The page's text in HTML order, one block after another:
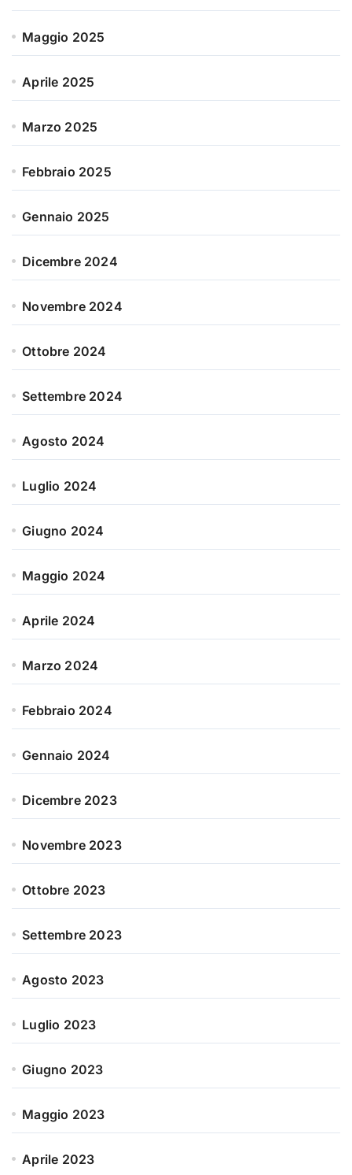
Maggio 2025
Aprile 2025
Marzo 2025
Febbraio 2025
Gennaio 2025
Dicembre 2024
Novembre 2024
Ottobre 2024
Settembre 2024
Agosto 2024
Luglio 2024
Giugno 2024
Maggio 2024
Aprile 2024
Marzo 2024
Febbraio 2024
Gennaio 2024
Dicembre 2023
Novembre 2023
Ottobre 2023
Settembre 2023
Agosto 2023
Luglio 2023
Giugno 2023
Maggio 2023
Aprile 2023